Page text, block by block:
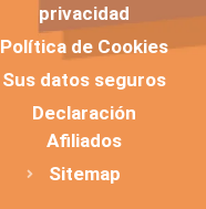
privacidad
Política de Cookies
Sus datos seguros
Declaración
Afiliados
Sitemap